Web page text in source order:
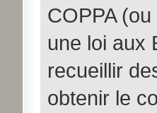
COPPA (ou
une loi aux
recueillir
obtenir le